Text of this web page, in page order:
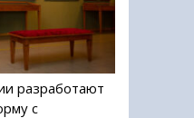
разработают
с